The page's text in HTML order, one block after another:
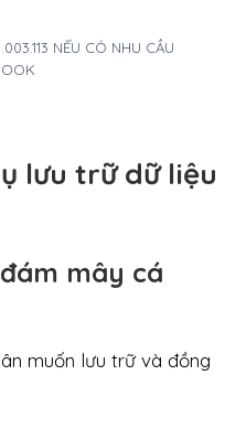
NẾU CÓ NHU CẦU
lưu trữ dữ liệu
mây cá
muốn lưu trữ và đồng